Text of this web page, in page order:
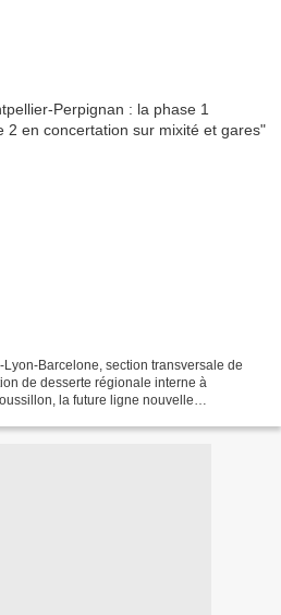
Barcelone, section transversale de
de desserte régionale interne à
la future ligne nouvelle